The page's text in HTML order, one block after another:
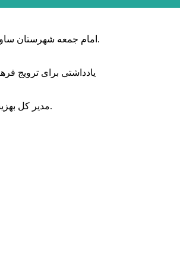
امام جمعه شهرستان ساوجبلاغ اظهارداشت : اربعین امسال سراسر حماسه خونخواهی و مرگ بر آمریکا و اسرائیل بود.
یادداشتی برای ترویج
مدیر کل بهزیستی استان البرز از شناسایی ۲ هزار و ۴۰۰ کودک دارای اختلالات بینایی در این استان خبر داد.